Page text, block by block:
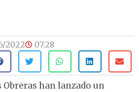
2022 07:28
Obreras han lanzado un